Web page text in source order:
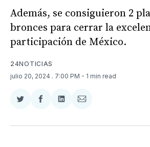
Además, se consiguieron 2
bronces para cerrar la
participación de México.
24NOTICIAS
julio 20, 2024 . 7:00 PM - 1 min read
Compartir
Twitter
Compartir
Facebook
Compartir
LinkedIn
Compartir
Email